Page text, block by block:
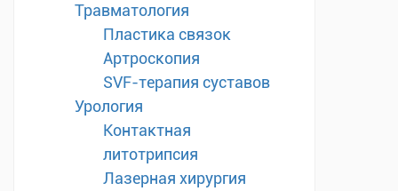
Травматология
Пластика связок
Артроскопия
SVF-терапия суставов
Урология
Контактная
литотрипсия
Лазерная хирургия